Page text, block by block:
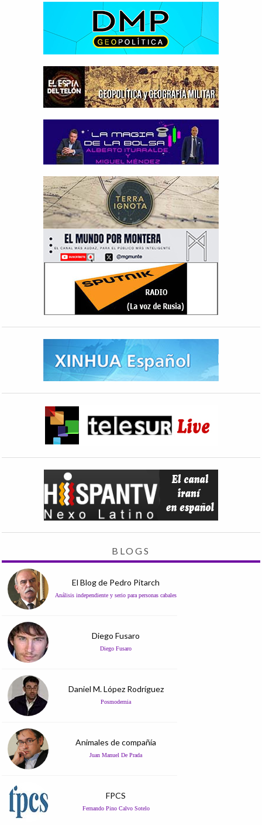
BLOGS
El Blog de Pedro Pitarch
Análisis independiente y serio para personas cabales
Diego Fusaro
Diego Fusaro
Daniel M. López Rodríguez
Posmodernia
Animales de compañía
Juan Manuel De Prada
FPCS
Fernando Pino Calvo Sotelo